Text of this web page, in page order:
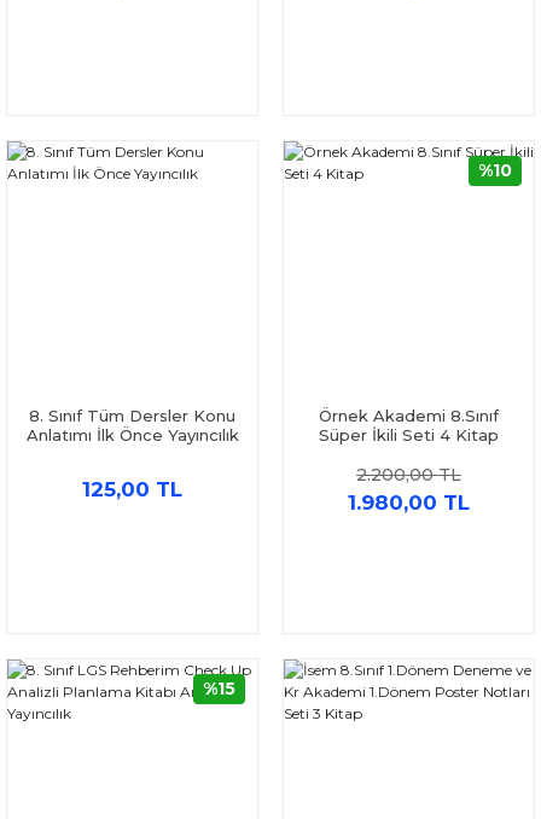
8. Sınıf Tüm Dersler Konu
Anlatımı İlk Önce Yayıncılık
125,00 TL
Örnek Akademi 8.Sınıf
Süper İkili Seti 4 Kitap
2.200,00 TL
1.980,00 TL
%10
%15